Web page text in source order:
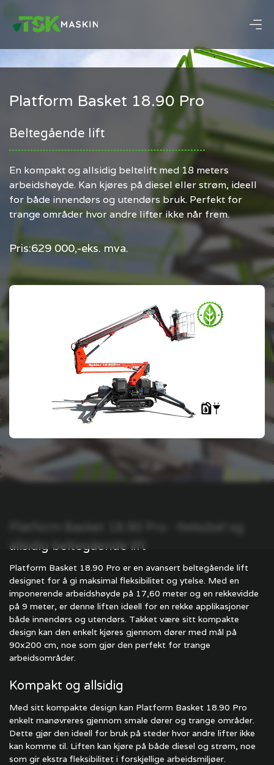
Platform Basket 18.90 Pro
Beltegående lift
En kompakt og allsidig beltelift med 18 meters
arbeidshøyde. Kan kjøres på diesel eller strøm, ideell
for både innendørs og utendørs bruk. Perfekt for
trange områder hvor andre lifter ikke når frem.
Pris:629 000,-eks. mva.
allsidig beltegående lift
Platform Basket 18.90 Pro er en avansert beltegående lift
designet for å gi maksimal fleksibilitet og ytelse. Med en
imponerende arbeidshøyde på 17,60 meter og en rekkevidde
på 9 meter, er denne liften ideell for en rekke applikasjoner
både innendørs og utendørs. Takket være sitt kompakte
design kan den enkelt kjøres gjennom dører med mål på
90x200 cm, noe som gjør den perfekt for trange
arbeidsområder.
Kompakt og allsidig
Med sitt kompakte design kan Platform Basket 18.90 Pro
enkelt manøvreres gjennom smale dører og trange områder.
Dette gjør den ideell for bruk på steder hvor andre lifter ikke
kan komme til. Liften kan kjøre på både diesel og strøm, noe
som gir ekstra fleksibilitet i forskjellige arbeidsmiljøer.